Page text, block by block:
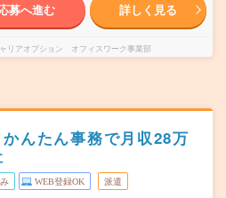
募へ進む 詳しく見る
リアオプション オフィスワーク事業部
かんたん事務で月収28万
WEB登録OK 派遣